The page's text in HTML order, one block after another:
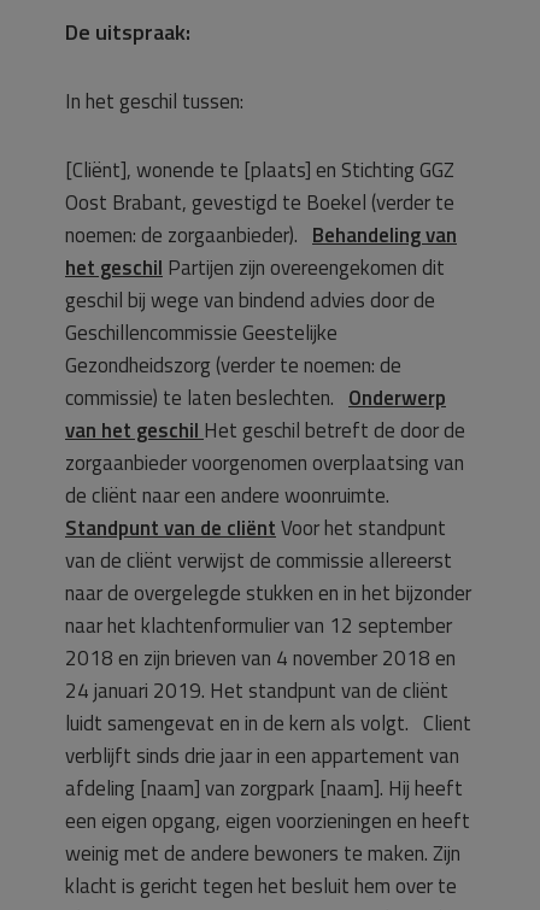
De uitspraak:
In het geschil tussen:
[Cliënt], wonende te [plaats] en Stichting GGZ
Oost Brabant, gevestigd te Boekel (verder te
noemen: de zorgaanbieder). Behandeling van
het geschil Partijen zijn overeengekomen dit
geschil bij wege van bindend advies door de
Geschillencommissie Geestelijke
Gezondheidszorg (verder te noemen: de
commissie) te laten beslechten. Onderwerp
van het geschil Het geschil betreft de door de
zorgaanbieder voorgenomen overplaatsing van
de cliënt naar een andere woonruimte.
Standpunt van de cliëntVoor het standpunt
van de cliënt verwijst de commissie allereerst
naar de overgelegde stukken en in het bijzonder
naar het klachtenformulier van 12 september
2018 en zijn brieven van 4 november 2018 en
24 januari 2019. Het standpunt van de cliënt
luidt samengevat en in de kern als volgt. Client
verblijft sinds drie jaar in een appartement van
afdeling [naam] van zorgpark [naam]. Hij heeft
een eigen opgang, eigen voorzieningen en heeft
weinig met de andere bewoners te maken. Zijn
klacht is gericht tegen het besluit hem over te